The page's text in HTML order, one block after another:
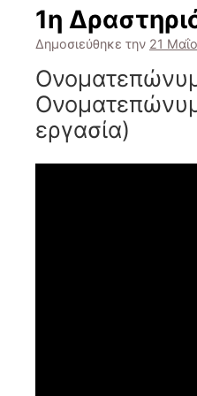
1η
Δημοσιεύθηκε την 21
εργασία)